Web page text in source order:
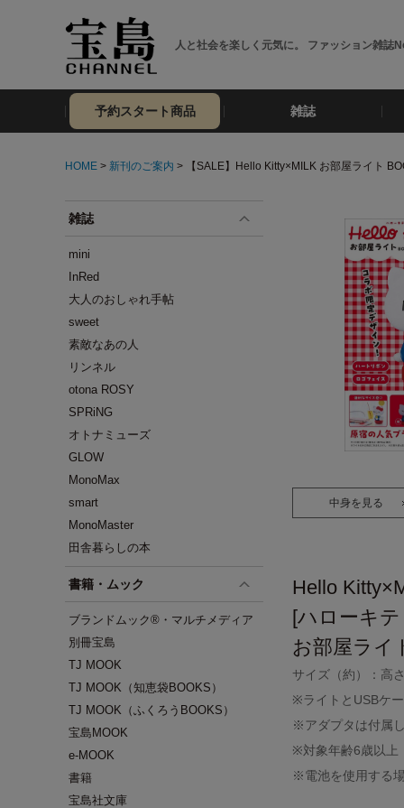
人と社会を楽しく元気に。 ファッション雑誌
予約スタート商品 雑誌
HOME > 新刊のご案内 > 【SALE】Hello Kitty×MILK お部屋ライト
雑誌
mini
InRed
大人のおしゃれ手帖
sweet
素敵なあの人
リンネル
otona ROSY
SPRiNG
オトナミューズ
GLOW
MonoMax
smart
MonoMaster
田舎暮らしの本
書籍・ムック
ブランドムック®・マルチメディア
別冊宝島
TJ MOOK
TJ MOOK（知恵袋BOOKS）
TJ MOOK（ふくろうBOOKS）
宝島MOOK
e-MOOK
書籍
宝島社文庫
中身を見る
Hello
[ハローキ
お部屋ライ
サイズ（約）：高
※ライトとUSBケ
※アダプタは付属
※対象年齢6歳以上
※電池を使用する